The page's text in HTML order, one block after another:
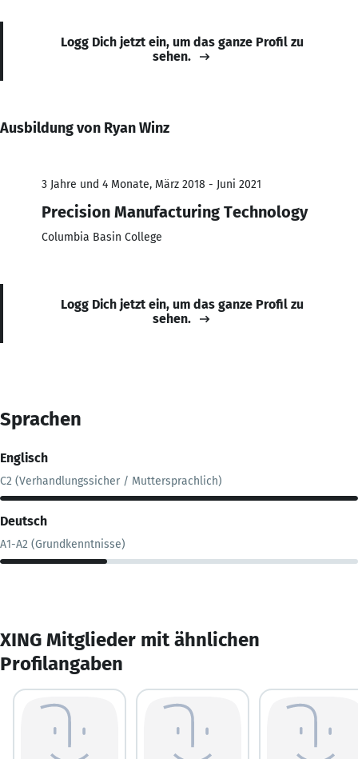
Logg Dich jetzt ein, um das ganze Profil zu
sehen.
Ausbildung von Ryan Winz
3 Jahre und 4 Monate, März 2018 - Juni 2021
Precision Manufacturing Technology
Columbia Basin College
Logg Dich jetzt ein, um das ganze Profil zu
sehen.
Sprachen
Englisch
C2 (Verhandlungssicher / Muttersprachlich)
Deutsch
A1-A2 (Grundkenntnisse)
XING Mitglieder mit ähnlichen
Profilangaben